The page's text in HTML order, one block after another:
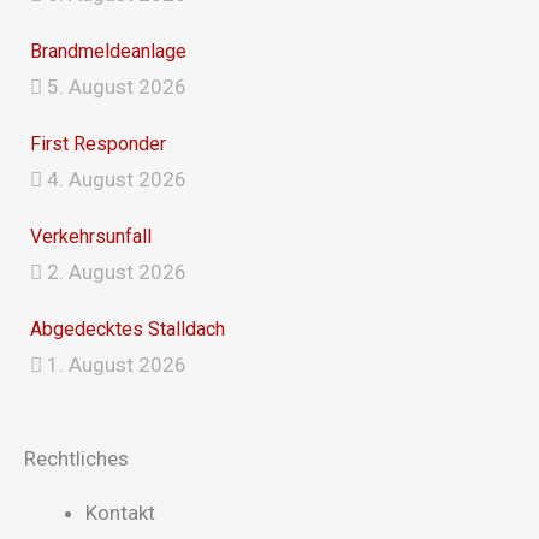
Brandmeldeanlage
5. August 2026
First Responder
4. August 2026
Verkehrsunfall
2. August 2026
Abgedecktes Stalldach
1. August 2026
Rechtliches
Main
Kontakt